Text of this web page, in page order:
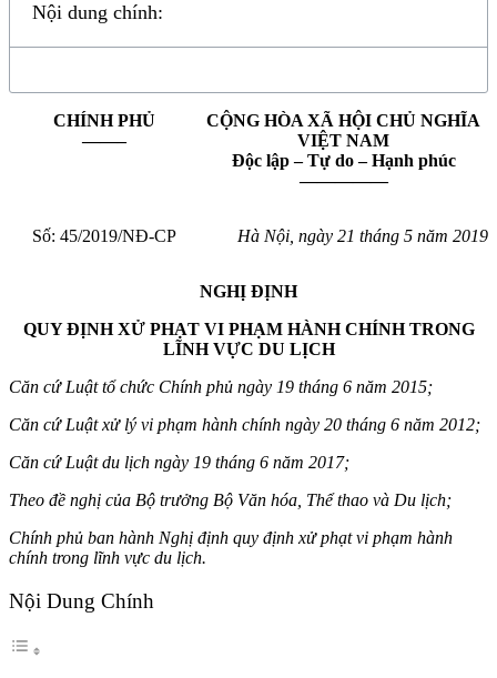
Nội dung chính:
CHÍNH PHỦ
——–
CỘNG HÒA XÃ HỘI CHỦ NGHĨA
VIỆT NAM
Độc lập – Tự do – Hạnh phúc
—————
Số: 45/2019/NĐ-CP Hà Nội, ngày 21 tháng 5 năm 2019
NGHỊ ĐỊNH
QUY ĐỊNH XỬ PHẠT VI PHẠM HÀNH CHÍNH TRONG
LĨNH VỰC DU LỊCH
Căn cứ Luật tổ chức Chính phủ ngày 19 tháng 6 năm 2015;
Căn cứ Luật xử lý vi phạm hành chính ngày 20 tháng 6 năm 2012;
Căn cứ Luật du lịch ngày 19 tháng 6 năm 2017;
Theo đề nghị của Bộ trưởng Bộ Văn hóa, Thể thao và Du lịch;
Chính phủ ban hành Nghị định quy định xử phạt vi phạm hành
chính trong lĩnh vực du lịch.
Nội Dung Chính